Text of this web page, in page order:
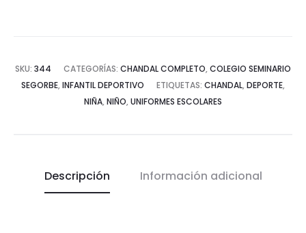
SKU: 344 CATEGORÍAS: CHANDAL COMPLETO, COLEGIO SEMINARIO
SEGORBE, INFANTIL DEPORTIVO ETIQUETAS: CHANDAL, DEPORTE,
NIÑA, NIÑO, UNIFORMES ESCOLARES
Descripción Información adicional